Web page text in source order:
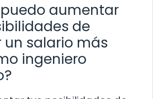
aumentar
de
un salario más
ingeniero